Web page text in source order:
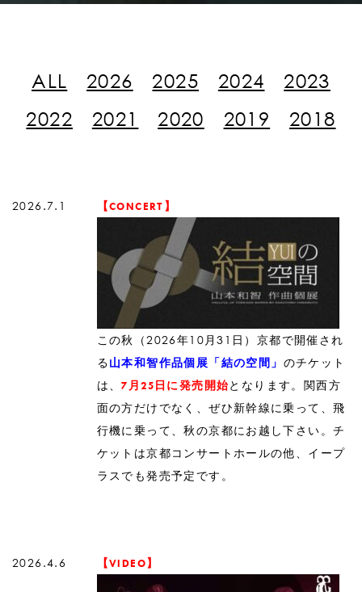
ALL 2026 2025 2024
2023
2022
2021 2020 2019 2018
2026.7.1 【CONCERT】
この秋（2026年10月31日）京都で開催され
る山本和智作品個展「結の空間」 のチケット
は、7月25日に発売開始となります。関西方
面の方だけでなく、ぜひ新幹線に乗って、飛
行機に乗って、秋の京都にお越し下さい。チ
ケットは京都コンサートホールの他、イープ
ラスでも発売予定です。
2026.4.6 【VIDEO】